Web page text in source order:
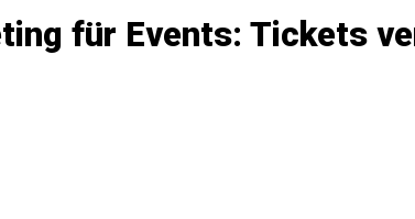
für Events: Tickets